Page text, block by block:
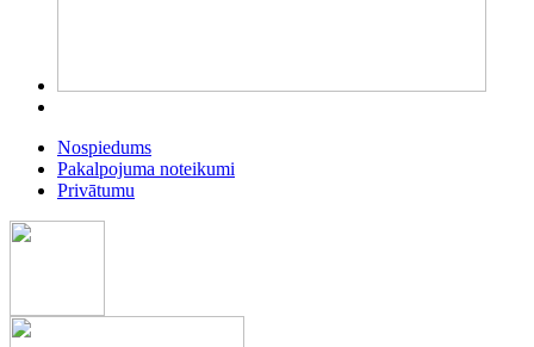
Nospiedums
Pakalpojuma noteikumi
Privātumu